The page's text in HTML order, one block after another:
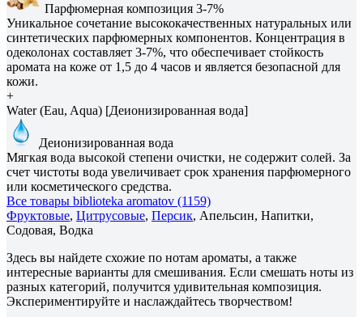
Парфюмерная композиция 3-7%
Уникальное сочетание высококачественных натуральных или
синтетических парфюмерных компонентов. Концентрация в
одеколонах составляет 3-7%, что обеспечивает стойкость
аромата на коже от 1,5 до 4 часов и является безопасной для
кожи.
+
Water (Eau, Aqua) [Деионизированная вода]
Деионизированная вода
Мягкая вода высокой степени очистки, не содержит солей. За
счет чистоты вода увеличивает срок хранения парфюмерного
или косметического средства.
Все товары biblioteka aromatov (1159)
Фруктовые, Цитрусовые, Персик, Апельсин, Напитки,
Содовая, Водка
Здесь вы найдете схожие по нотам ароматы, а также
интересные варианты для смешивания. Если смешать ноты из
разных категорий, получится удивительная композиция.
Экспериментируйте и наслаждайтесь творчеством!